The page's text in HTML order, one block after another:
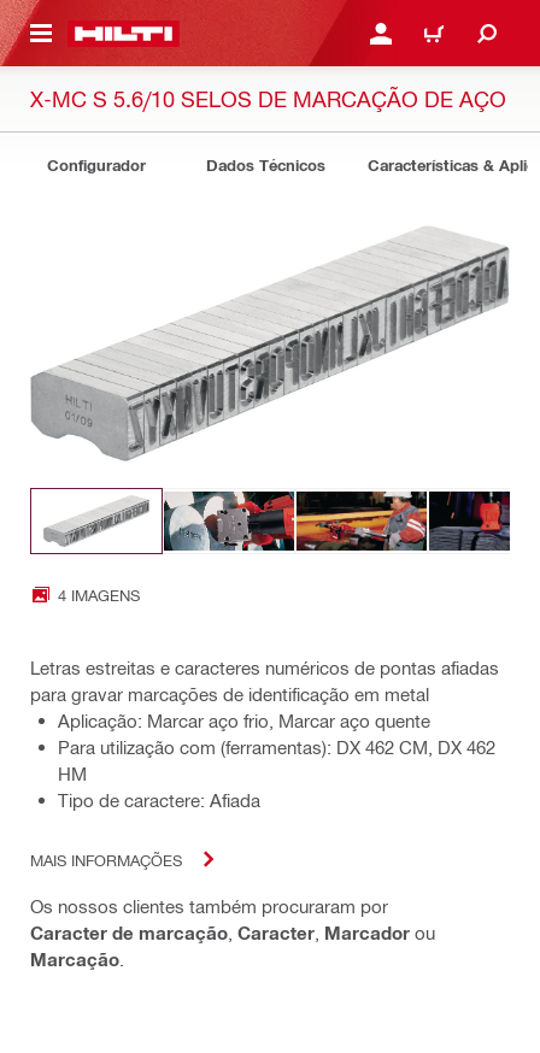
PRINCIPAL ENTRAR OU CADASTRAR
CARRINHO
X-MC S 5.6/10 SELOS DE MARCAÇÃO DE AÇO
Configurador Dados Técnicos Características &
4 IMAGENS
Letras estreitas e caracteres numéricos de pontas afiadas
para gravar marcações de identificação em metal
Aplicação: Marcar aço frio, Marcar aço quente
Para utilização com (ferramentas): DX 462 CM, DX 462
HM
Tipo de caractere: Afiada
MAIS INFORMAÇÕES
Os nossos clientes também procuraram por
Caracter de marcação Caracter Marcador ou
Marcação